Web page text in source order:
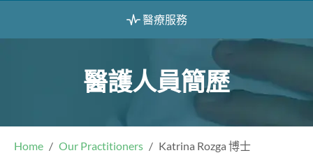
醫療服務
醫護人員簡歷
Home Our Practitioners Katrina Rozga 博士